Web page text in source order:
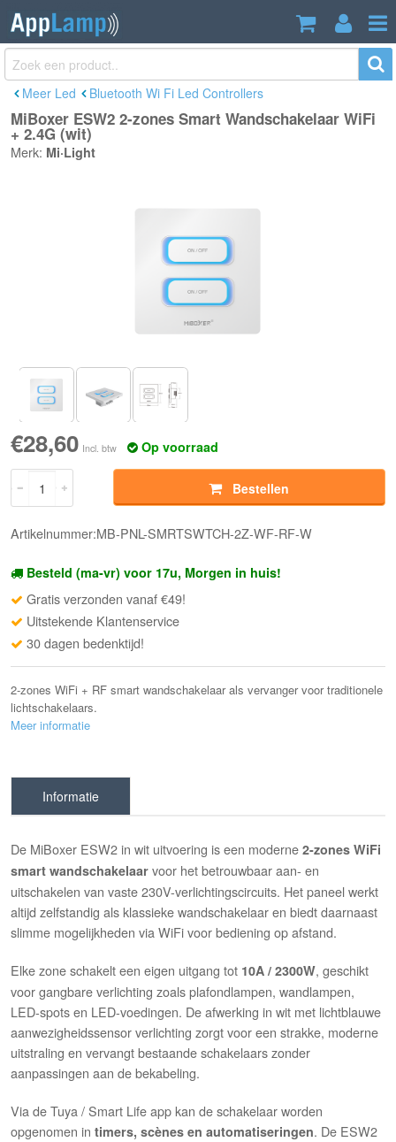
MiBoxer ESW2 2-zones Smart
Wandschakelaar WiFi + 2.4G (wit)
€28,60
Meer Led Bluetooth Wi Fi Led Controllers
MiBoxer ESW2 2-zones Smart Wandschakelaar WiFi
+ 2.4G (wit)
Merk: Mi·Light
€28,60 Incl. btw Op voorraad
Bestellen
Artikelnummer:MB-PNL-SMRTSWTCH-2Z-WF-RF-W
Besteld (ma-vr) voor 17u, Morgen in huis!
Gratis verzonden vanaf €49!
Uitstekende Klantenservice
30 dagen bedenktijd!
2-zones WiFi + RF smart wandschakelaar als vervanger voor traditionele
lichtschakelaars.
Meer informatie
Informatie
De MiBoxer ESW2 in wit uitvoering is een moderne2-zones WiFi
smart wandschakelaar voor het betrouwbaar aan- en
uitschakelen van vaste 230V-verlichtingscircuits. Het paneel werkt
altijd zelfstandig als klassieke wandschakelaar en biedt daarnaast
slimme mogelijkheden via WiFi voor bediening op afstand.
Elke zone schakelt een eigen uitgang tot 10A / 2300W, geschikt
voor gangbare verlichting zoals plafondlampen, wandlampen,
LED-spots en LED-voedingen. De afwerking in wit met lichtblauwe
aanwezigheidssensor verlichting zorgt voor een strakke, moderne
uitstraling en vervangt bestaande schakelaars zonder
aanpassingen aan de bekabeling.
Via de Tuya / Smart Life app kan de schakelaar worden
opgenomen intimers, scènes en automatiseringen. De ESW2